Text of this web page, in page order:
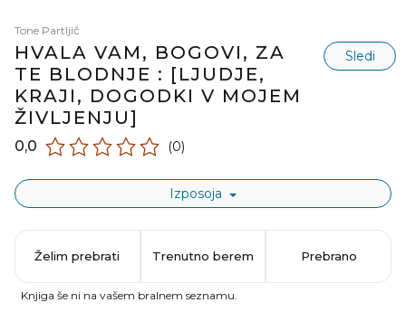
Tone Partljič
HVALA VAM, BOGOVI, ZA
TE BLODNJE : [LJUDJE,
KRAJI, DOGODKI V MOJEM
ŽIVLJENJU]
Sledi
0,0 (0)
Izposoja
Želim prebrati Trenutno berem Prebrano
Knjiga še ni na vašem bralnem seznamu.